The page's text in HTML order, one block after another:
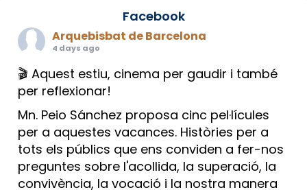
Facebook
Arquebisbat de Barcelona
4 days ago
🎬 Aquest estiu, cinema per gaudir i també
per reflexionar!
Mn. Peio Sánchez proposa cinc pel·lícules
per a aquestes vacances. Històries per a
tots els públics que ens conviden a fer-nos
preguntes sobre l'acollida, la superació, la
convivència, la vocació i la nostra manera